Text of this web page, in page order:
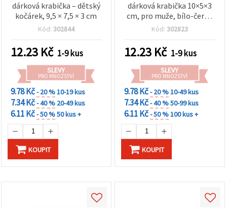
dárková krabička – dětský
kočárek, 9,5 × 7,5 × 3 cm
Kód: 302844
12.23 Kč 1-9 kus
SLEVY
PRO MNOŽSTVÍ
9.78 Kč- 20 %10-19 kus
7.34 Kč- 40 % 20-49 kus
6.11 Kč- 50 %50 kus +
KOUPIT
dárková krabička 10×5×3
cm, pro muže, bílo-černá
s motivem motýlku
Kód: 302823
12.23 Kč 1-9 kus
SLEVY
PRO MNOŽSTVÍ
9.78 Kč- 20 %10-49 kus
7.34 Kč- 40 %50-99 kus
6.11 Kč- 50 %100 kus +
KOUPIT